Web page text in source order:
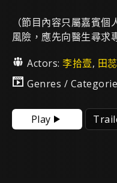
（節目內容只屬嘉賓
風險，應先向醫生尋求
Actors:李拾壹, 田
Genres /
Play